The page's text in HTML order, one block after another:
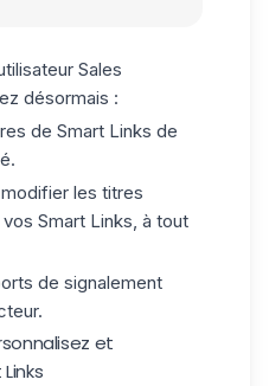
Sales
désormais :
de Smart Links de
les titres
Smart Links, à tout
de signalement
et